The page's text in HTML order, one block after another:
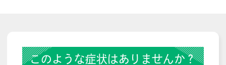
このような症状はありませんか？